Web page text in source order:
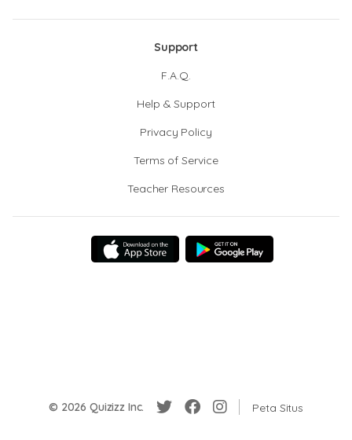
Support
F.A.Q.
Help & Support
Privacy Policy
Terms of Service
Teacher Resources
© 2026 Quizizz Inc. Peta Situs